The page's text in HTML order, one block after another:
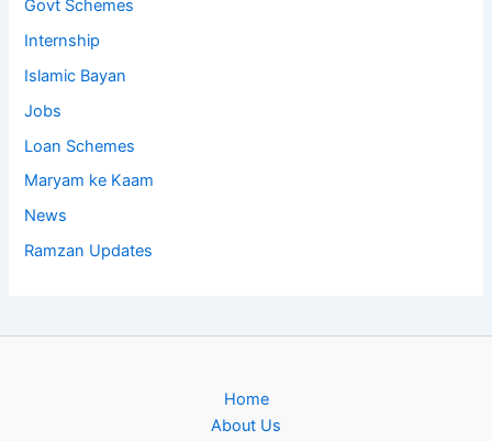
Govt Schemes
Internship
Islamic Bayan
Jobs
Loan Schemes
Maryam ke Kaam
News
Ramzan Updates
Home
About Us